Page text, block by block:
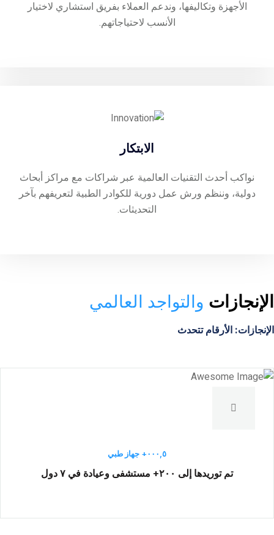
الأجهزة وتكاليفها، وندعم العملاء بفريق استشاري لاختيار
الأنسب لاحتياجاتهم.
الابتكار
نواكب أحدث التقنيات العالمية عبر شراكات مع مراكز أبحاث
دولية، وننظم ورش عمل دورية للكوادر الطبية لتعريفهم بآخر
التحديثات.
والتواجد العالمي
الأرقام تتحدث
تم توريدها إلى ۲۰۰+ مستشفى وعيادة في ۷ دول